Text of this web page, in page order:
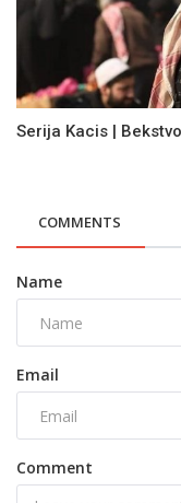
Serija Kacis |
COMMENTS
Name
Email
Comment